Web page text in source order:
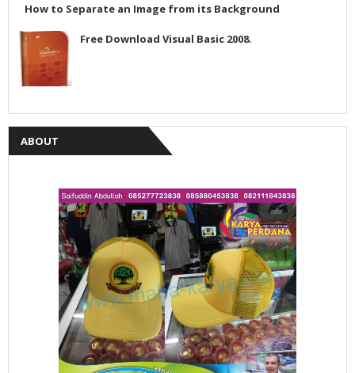
How to Separate an Image from its Background
Free Download Visual Basic 2008.
ABOUT